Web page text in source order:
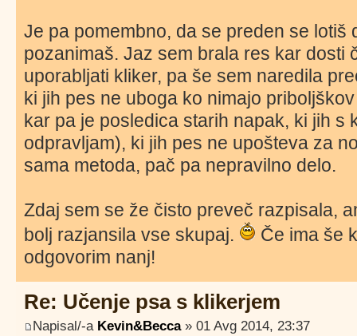
Je pa pomembno, da se preden se lotiš
pozanimaš. Jaz sem brala res kar dosti
uporabljati kliker, pa še sem naredila
ki jih pes ne uboga ko nimajo
kar pa je posledica starih napak, ki jih s
odpravljam), ki jih pes ne upošteva za
sama metoda, pač pa nepravilno delo.
Zdaj sem se že čisto preveč razpisala,
bolj razjansila vse skupaj.
Če ima še
odgovorim nanj!
Re: Učenje psa s klikerjem
Napisal/-a Kevin&Becca» 01 Avg 2014, 23:37